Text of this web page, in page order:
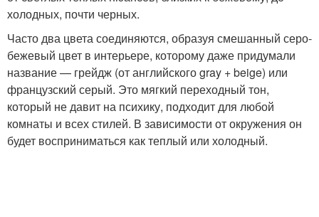
холодных, почти черных.
Часто два цвета соединяются, образуя смешанный серо-
бежевый цвет в интерьере, которому даже придумали
название — грейдж (от английского gray + beige) или
французский серый. Это мягкий переходный тон,
который не давит на психику, подходит для любой
комнаты и всех стилей. В зависимости от окружения он
будет восприниматься как теплый или холодный.